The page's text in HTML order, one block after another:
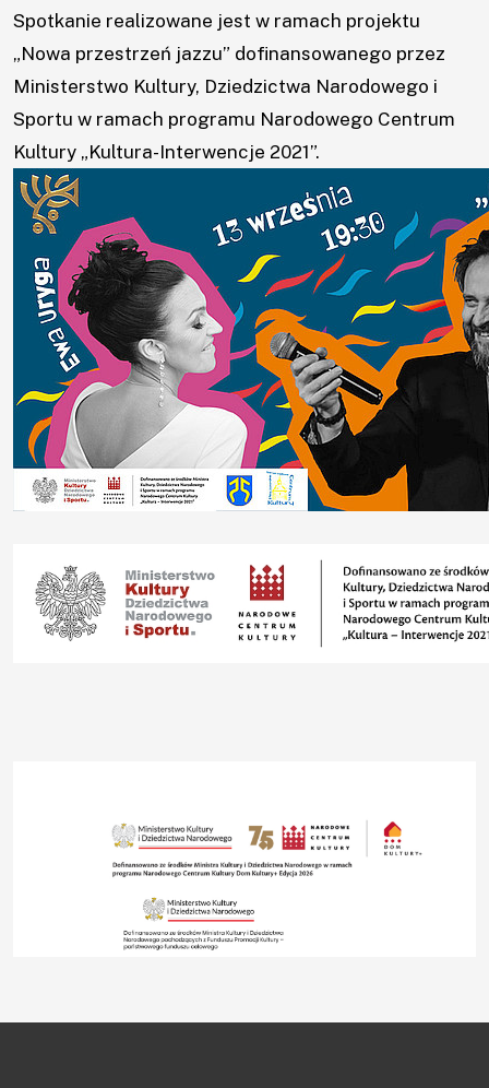
Spotkanie realizowane jest w ramach projektu
„Nowa przestrzeń jazzu” dofinansowanego przez
Ministerstwo Kultury, Dziedzictwa Narodowego i
Sportu w ramach programu Narodowego Centrum
Kultury „Kultura-Interwencje 2021”.